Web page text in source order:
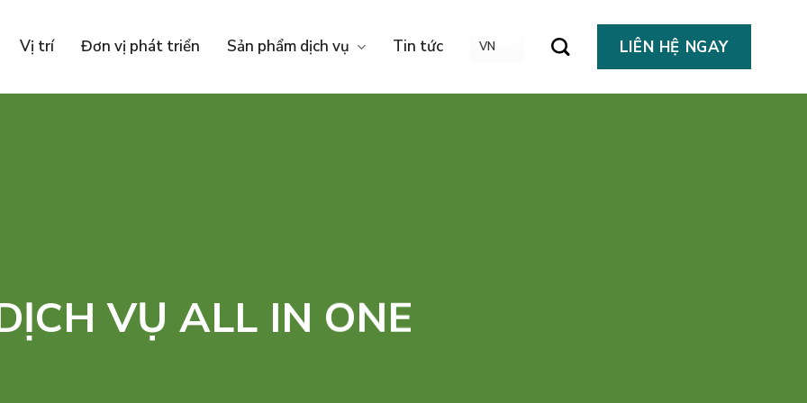
Vị trí Đơn vị phát triển Sản phẩm dịch vụ Tin tức LIÊN HỆ NGAY
VỤ ALL IN ONE